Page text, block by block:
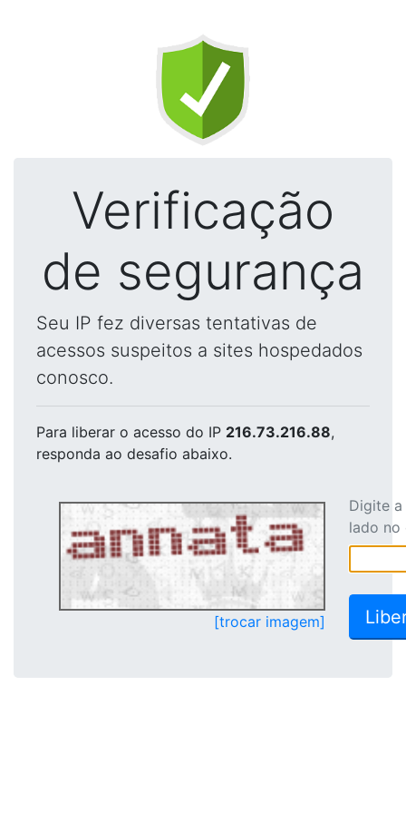
Verificação
de segurança
Seu IP fez diversas tentativas de
acessos suspeitos a sites hospedados
conosco.
Para liberar o acesso do IP 216.73.216.88,
responda ao desafio abaixo.
[trocar imagem]
Digite
lado no